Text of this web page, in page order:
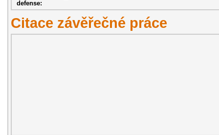
defense:
Citace závěřečné práce